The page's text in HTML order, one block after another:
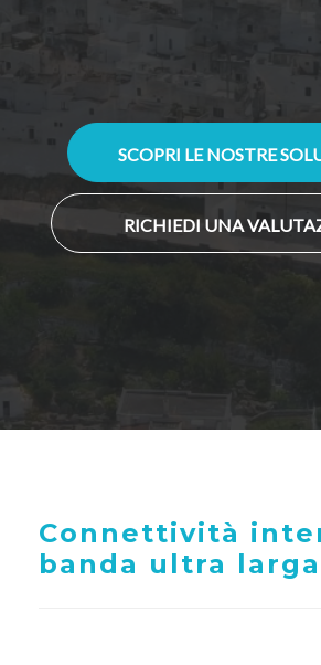
SCOPRI LE NOSTRE
RICHIEDI UNA
Connettività
banda ultra larga